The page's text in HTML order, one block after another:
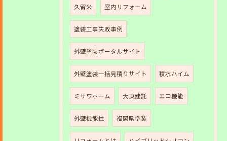
久留米 室内リフォーム
塗装工事失敗事例
外壁塗装ポータルサイト
外壁塗装一括見積りサイト 積水ハイム
ミサワホーム 大東建託 エコ機能
外壁機能性 福岡県塗装